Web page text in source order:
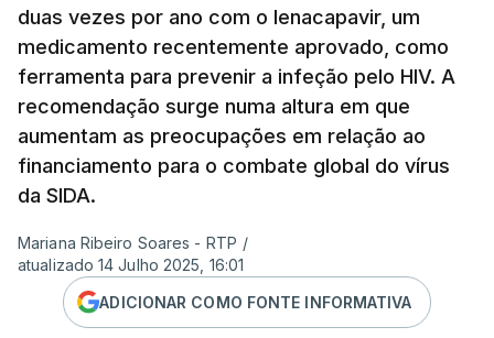
duas vezes por ano com o lenacapavir, um
medicamento recentemente aprovado, como
ferramenta para prevenir a infeção pelo HIV. A
recomendação surge numa altura em que
aumentam as preocupações em relação ao
financiamento para o combate global do vírus
da SIDA.
Mariana Ribeiro Soares - RTP /
atualizado 14 Julho 2025, 16:01
ADICIONAR COMO FONTE INFORMATIVA